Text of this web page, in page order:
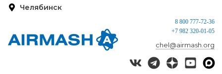
Челябинск
8 800 777-72-36
+7 982 320-01-05
chel@airmash.org